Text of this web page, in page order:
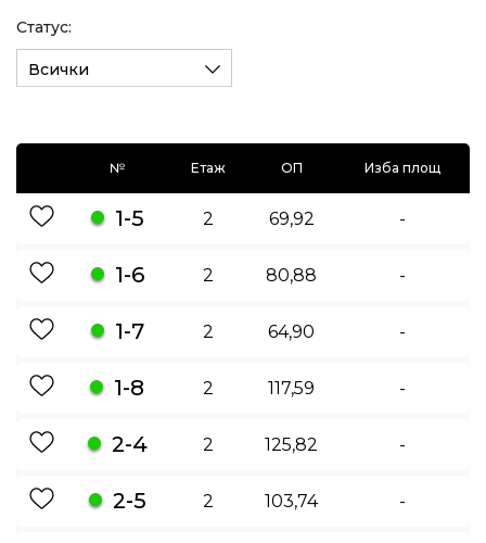
Статус:
Всички
№ Етаж ОП Изба площ
1-5 2 69,92 -
1-6 2 80,88 -
1-7 2 64,90 -
1-8 2 117,59 -
2-4 2 125,82 -
2-5 2 103,74 -